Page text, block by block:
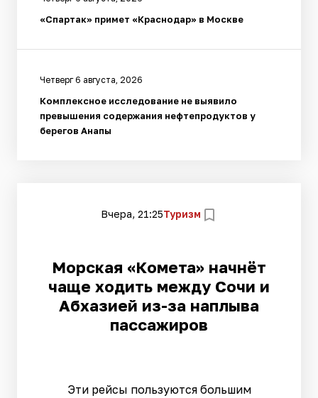
«Спартак» примет «Краснодар» в Москве
Четверг 6 августа, 2026
Комплексное исследование не выявило
превышения содержания нефтепродуктов у
берегов Анапы
Вчера, 21:25Туризм
Морская «Комета» начнёт
чаще ходить между Сочи и
Абхазией из-за наплыва
пассажиров
Эти рейсы пользуются большим